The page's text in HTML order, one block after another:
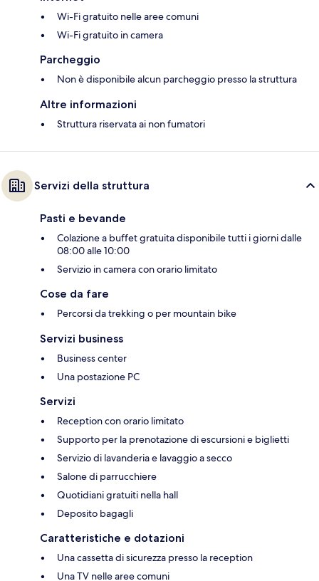
Wi-Fi gratuito nelle aree comuni
Wi-Fi gratuito in camera
Parcheggio
Non è disponibile alcun parcheggio presso la struttura
Altre informazioni
Struttura riservata ai non fumatori
Servizi della struttura
Pasti e bevande
Colazione a buffet gratuita disponibile tutti i giorni dalle
08:00 alle 10:00
Servizio in camera con orario limitato
Cose da fare
Percorsi da trekking o per mountain bike
Servizi business
Business center
Una postazione PC
Servizi
Reception con orario limitato
Supporto per la prenotazione di escursioni e biglietti
Servizio di lavanderia e lavaggio a secco
Salone di parrucchiere
Quotidiani gratuiti nella hall
Deposito bagagli
Caratteristiche e dotazioni
Una cassetta di sicurezza presso la reception
Una TV nelle aree comuni